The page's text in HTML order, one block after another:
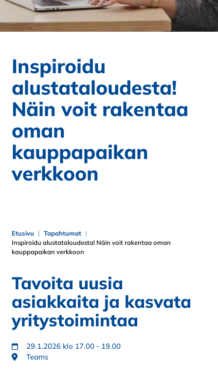
Inspiroidu
alustataloudesta!
Näin voit rakentaa
oman
kauppapaikan
verkkoon
Etusivu
Tapahtumat
Inspiroidu alustataloudesta! Näin voit rakentaa oman
kauppapaikan verkkoon
Tavoita uusia
asiakkaita ja kasvata
yritystoimintaa
29.1.2026 klo 17.00 - 19.00
Teams